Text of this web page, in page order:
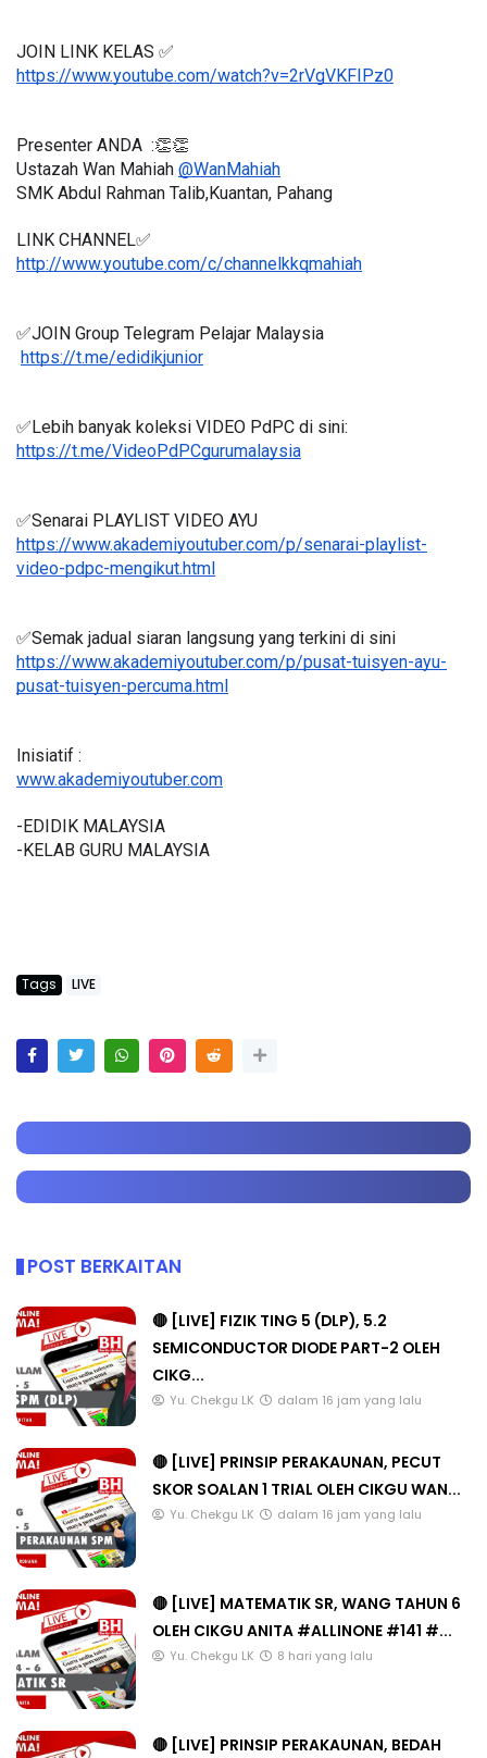
JOIN LINK KELAS ✅
https://www.youtube.com/watch?v=2rVgVKFIPz0
Presenter ANDA  :👏👏
Ustazah Wan Mahiah @WanMahiah
SMK Abdul Rahman Talib,Kuantan, Pahang
LINK CHANNEL✅
http://www.youtube.com/c/channelkkqmahiah
✅JOIN Group Telegram Pelajar Malaysia
https://t.me/edidikjunior
✅Lebih banyak koleksi VIDEO PdPC di sini:
https://t.me/VideoPdPCgurumalaysia
✅Senarai PLAYLIST VIDEO AYU
https://www.akademiyoutuber.com/p/senarai-playlist-
video-pdpc-mengikut.html
✅Semak jadual siaran langsung yang terkini di sini
https://www.akademiyoutuber.com/p/pusat-tuisyen-ayu-
pusat-tuisyen-percuma.html
Inisiatif :
www.akademiyoutuber.com
-EDIDIK MALAYSIA
-KELAB GURU MALAYSIA
Tags LIVE
POST BERKAITAN
🔴 [LIVE] FIZIK TING 5 (DLP), 5.2
SEMICONDUCTOR DIODE PART-2 OLEH
CIKG...
Yu. Chekgu LK dalam 16 jam yang lalu
🔴 [LIVE] PRINSIP PERAKAUNAN, PECUT
SKOR SOALAN 1 TRIAL OLEH CIKGU WAN...
Yu. Chekgu LK dalam 16 jam yang lalu
🔴 [LIVE] MATEMATIK SR, WANG TAHUN 6
OLEH CIKGU ANITA #ALLINONE #141 #...
Yu. Chekgu LK 8 hari yang lalu
🔴 [LIVE] PRINSIP PERAKAUNAN, BEDAH